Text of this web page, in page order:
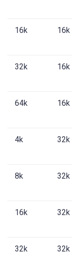
16k 16k
32k 16k
64k 16k
4k 32k
8k 32k
16k 32k
32k 32k